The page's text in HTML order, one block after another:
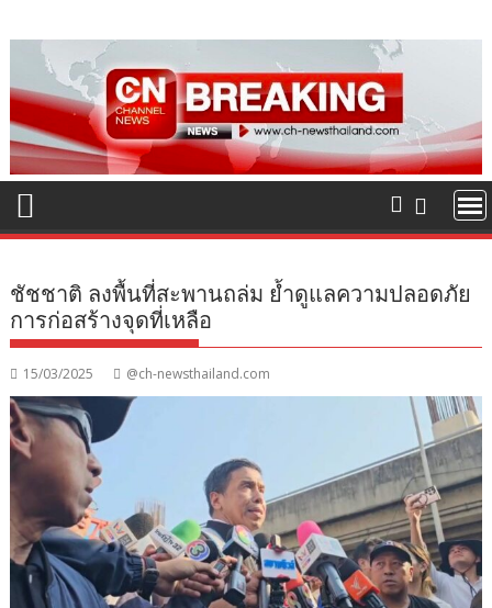
to
content
ชัชชาติ ลงพื้นที่สะพานถล่ม ย้ำดูแลความปลอดภัย
การก่อสร้างจุดที่เหลือ
15/03/2025 @ch-newsthailand.com